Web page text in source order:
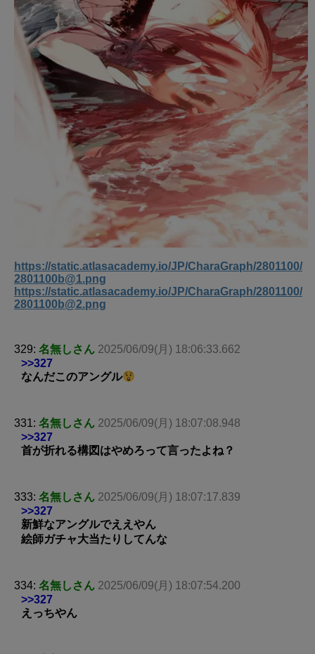
https://static.atlasacademy.io/JP/CharaGraph/2801100/
2801100b@1.png
https://static.atlasacademy.io/JP/CharaGraph/2801100/
2801100b@2.png
329: 名無しさん 2025/06/09(月) 18:06:33.662
>>327
なんだこのアングル
331: 名無しさん 2025/06/09(月) 18:07:08.948
>>327
首が折れる構図はやめろって言ったよね？
333: 名無しさん 2025/06/09(月) 18:07:17.839
>>327
新鮮なアングルでええやん
絵師ガチャ大当たりしてんな
334: 名無しさん 2025/06/09(月) 18:07:54.200
>>327
えっちやん